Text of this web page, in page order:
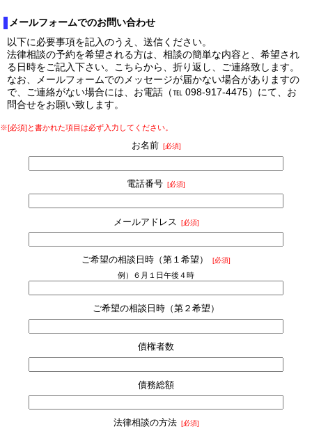
メールフォームでのお問い合わせ
以下に必要事項を記入のうえ、送信ください。
法律相談の予約を希望される方は、相談の簡単な内容と、希望され
る日時をご記入下さい。こちらから、折り返し、ご連絡致します。
なお、メールフォームでのメッセージが届かない場合がありますの
で、ご連絡がない場合には、お電話（℡ 098-917-4475）にて、お
問合せをお願い致します。
※[必須]と書かれた項目は必ず入力してください。
お名前[必須]
電話番号 [必須]
メールアドレス [必須]
ご希望の相談日時（第１希望） [必須]
例）６月１日午後４時
ご希望の相談日時（第２希望）
債権者数
債務総額
法律相談の方法[必須]